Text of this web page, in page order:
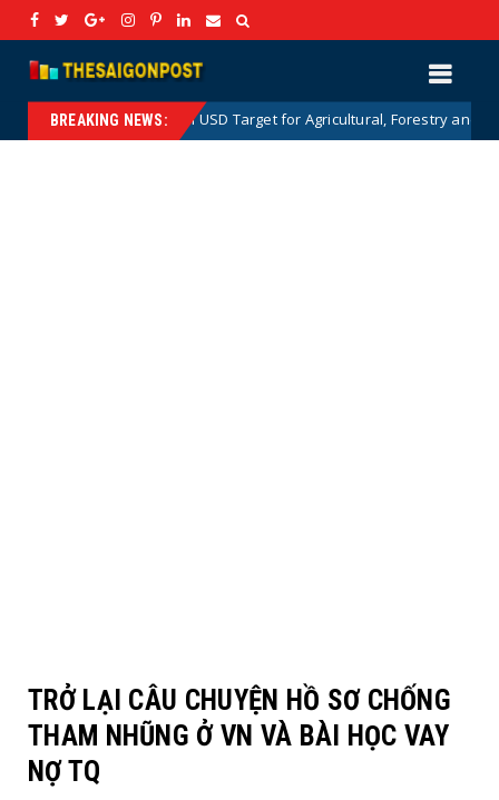
BREAKING NEWS:
USD Target for Agricultural, Forestry and Aquatic Exports: Detailed
TRỞ LẠI CÂU CHUYỆN HỒ SƠ CHỐNG
THAM NHŨNG Ở VN VÀ BÀI HỌC VAY
NỢ TQ